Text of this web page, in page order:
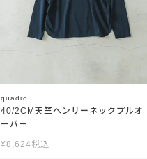
quadro
40/2CM天竺ヘンリーネックプルオ
ーバー
¥8,624税込